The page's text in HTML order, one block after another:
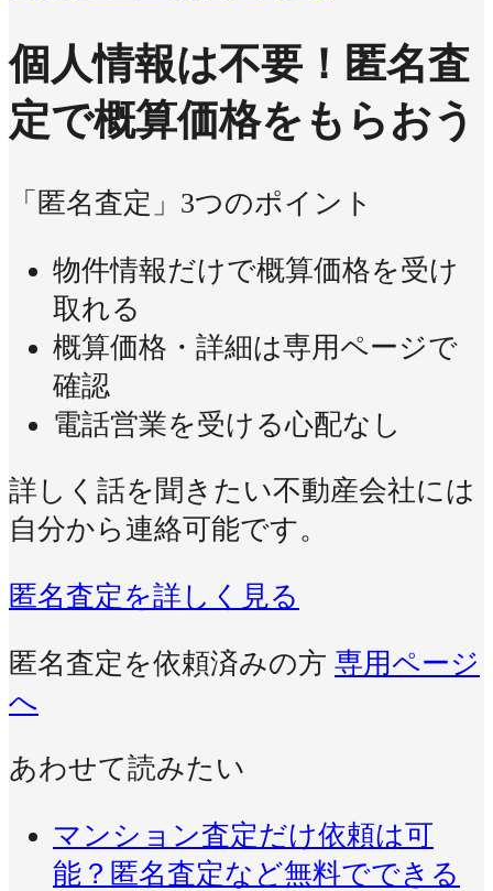
個人情報は不要！ 匿名査
定で概算価格をもらおう
「匿名査定」3つのポイント
物件情報だけで概算価格を受け
取れる
概算価格・詳細は専用ページで
確認
電話営業を受ける心配なし
詳しく話を聞きたい不動産会社には
自分から連絡可能です。
匿名査定を詳しく見る
匿名査定を依頼済みの方 専用ページ
へ
あわせて読みたい
マンション査定だけ依頼は可
能？匿名査定など無料でできる